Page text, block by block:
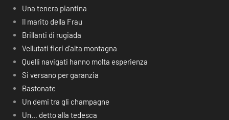
Una tenera piantina
Il marito della Frau
Brillanti di rugiada
Vellutati fiori d’alta montagna
Quelli navigati hanno molta esperienza
Si versano per garanzia
Bastonate
Un demi tra gli champagne
Un… detto alla tedesca